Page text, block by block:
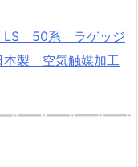
LS 50系 ラゲッジ
製 空気触媒加工